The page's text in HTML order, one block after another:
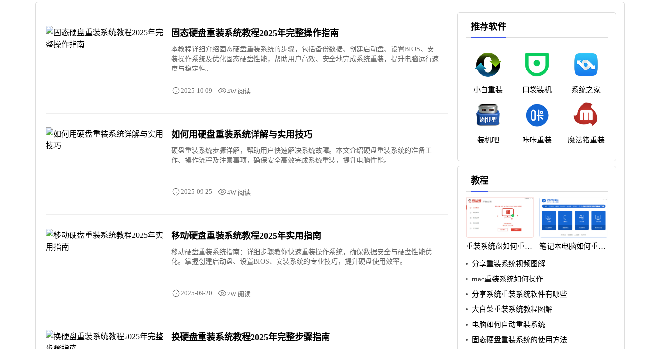
固态硬盘重装系统教程2025年完整操作指南
本教程详细介绍固态硬盘重装系统的步骤，包括备份数据、创建启动盘、设置BIOS、安
装操作系统及优化固态硬盘性能，帮助用户高效、安全地完成系统重装，提升电脑运行速
度与稳定性。
2025-10-09 4W 阅读
如何用硬盘重装系统详解与实用技巧
硬盘重装系统步骤详解，帮助用户快速解决系统故障。本文介绍硬盘重装系统的准备工
作、操作流程及注意事项，确保安全高效完成系统重装，提升电脑性能。
2025-09-25 4W 阅读
移动硬盘重装系统教程2025年实用指南
移动硬盘重装系统指南：详细步骤教你快速重装操作系统，确保数据安全与硬盘性能优
化。掌握创建启动盘、设置BIOS、安装系统的专业技巧，提升硬盘使用效率。
2025-09-20 2W 阅读
换硬盘重装系统教程2025年完整步骤指南
推荐软件
小白重装 口袋装机 系统之家
装机吧 咔咔重装 魔法猪重装
教程
重装系统盘如何重装
笔记本电脑如何重装
分享重装系统视频图解
mac重装系统如何操作
分享系统重装系统软件有哪些
大白菜重装系统教程图解
电脑如何自动重装系统
固态硬盘重装系统的使用方法